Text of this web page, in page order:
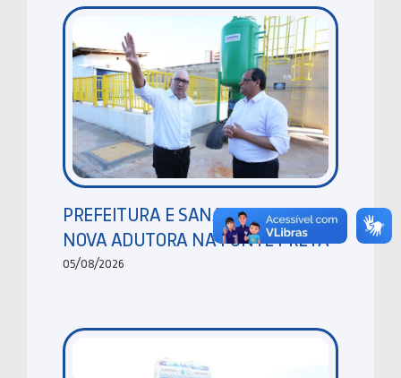
PREFEITURA E SANASA ENTREGAM
NOVA ADUTORA NA PONTE PRETA
05/08/2026